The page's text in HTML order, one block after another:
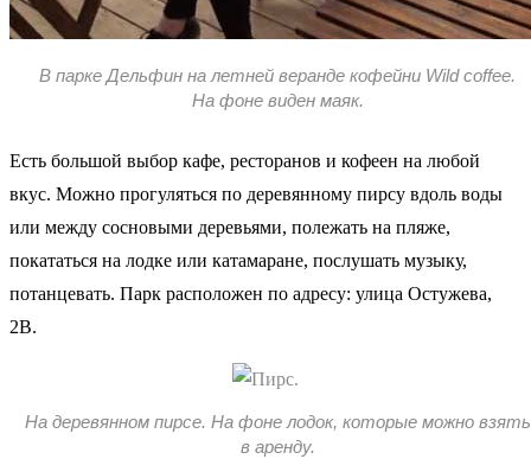
В парке Дельфин на летней веранде кофейни Wild coffee.
На фоне виден маяк.
Есть большой выбор кафе, ресторанов и кофеен на любой
вкус. Можно прогуляться по деревянному пирсу вдоль воды
или между сосновыми деревьями, полежать на пляже,
покататься на лодке или катамаране, послушать музыку,
потанцевать. Парк расположен по адресу: улица Остужева,
2В.
На деревянном пирсе. На фоне лодок, которые можно взять
в аренду.